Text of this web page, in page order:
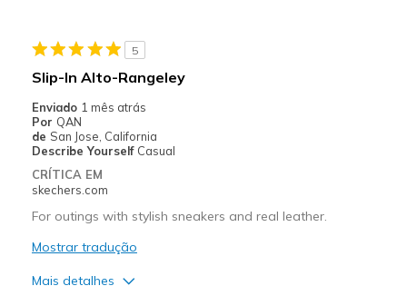
Travel
Sizing
View On Shoes
I'm Into Shoes
5
Slip-In Alto-Rangeley
Enviado 1 mês atrás
Por QAN
de San Jose, California
Describe Yourself Casual
CRÍTICA EM
skechers.com
For outings with stylish sneakers and real leather.
Mostrar tradução
Mais detalhes